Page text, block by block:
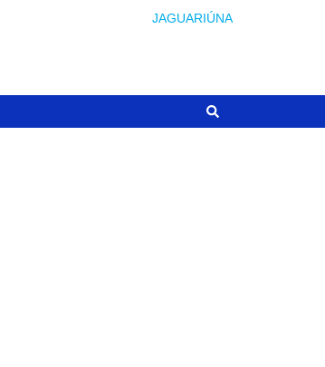
JAGUARIÚNA